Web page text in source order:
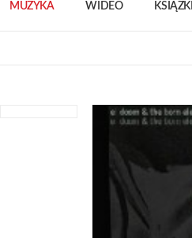
MUZYKA WIDEO KSIĄŻKI